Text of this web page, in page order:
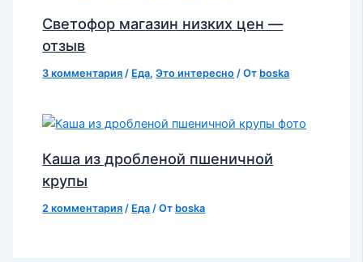
Светофор магазин низких цен —
отзыв
3 комментария / Еда,Это интересно / От boska
Каша из дробленой пшеничной
крупы
2 комментария / Еда / От boska